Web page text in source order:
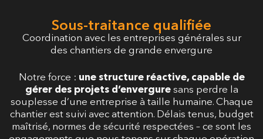
Sous-traitance qualifiée
Coordination avec les entreprises générales sur
des chantiers de grande envergure
Notre force : une structure réactive, capable de
gérer des projets d’enverguresans perdre la
souplesse d’une entreprise à taille humaine. Chaque
chantier est suivi avec attention. Délais tenus, budget
maîtrisé, normes de sécurité respectées – ce sont les